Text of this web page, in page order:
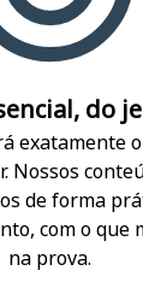
do
exatamente
Nossos
de forma
com o que
na prova.